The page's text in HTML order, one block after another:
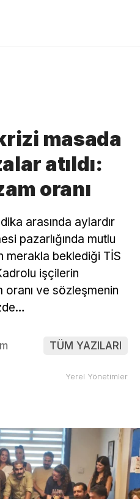
masada
atıldı:
oranı
arasında aylardır
pazarlığında mutlu
merakla beklediği TİS
işçilerin
oranı ve sözleşmenin
TÜM YAZILARI
Yerel Yönetimler